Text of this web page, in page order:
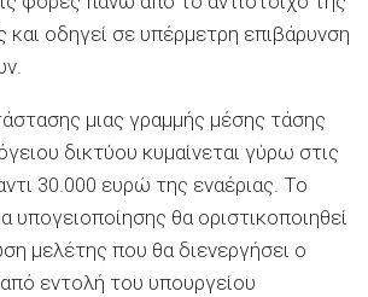
και οδηγεί σε υπέρμετρη επιβάρυνση
μιας γραμμής μέσης τάσης
δικτύου κυμαίνεται γύρω στις
30.000 ευρώ της εναέριας. Το
υπογειοποίησης θα οριστικοποιηθεί
μελέτης που θα διενεργήσει ο
εντολή του υπουργείου